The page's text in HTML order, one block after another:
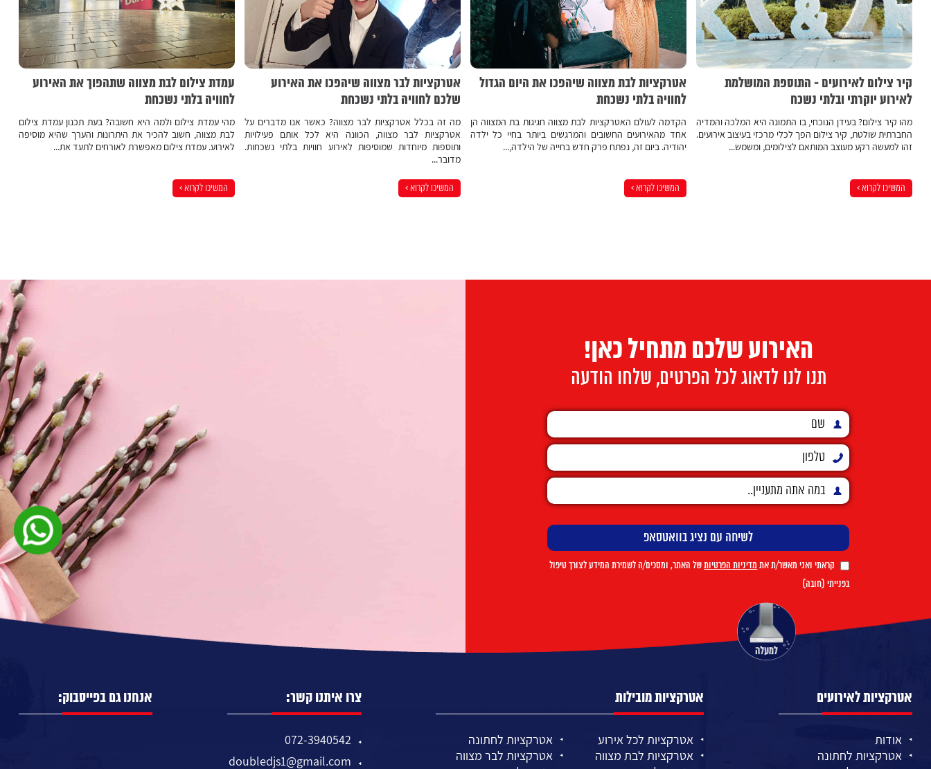
קיר צילום לאירועים - התוספת המושלמת
לאירוע יוקרתי ובלתי נשכח
מהו קיר צילום? בעידן הנוכחי, בו התמונה היא המלכה והמדיה
החברתית שולטת, קיר צילום הפך לכלי מרכזי בעיצוב אירועים.
זהו למעשה רקע מעוצב המותאם לצילומים, ומשמש...
המשיכו לקרוא >
אטרקציות לבת מצווה שיהפכו את היום הגדול
לחוויה בלתי נשכחת
הקדמה לעולם האטרקציות לבת מצווה חגיגות בת המצווה הן
אחד מהאירועים החשובים והמרגשים ביותר בחיי כל ילדה
יהודיה. ביום זה, נפתח פרק חדש בחייה של הילדה,...
המשיכו לקרוא >
אטרקציות לבר מצווה שיהפכו את האירוע
שלכם לחוויה בלתי נשכחת
מה זה בכלל אטרקציות לבר מצווה? כאשר אנו מדברים על
אטרקציות לבר מצווה, הכוונה היא לכל אותם פעילויות
ותוספות מיוחדות שמוסיפות לאירוע חוויות בלתי נשכחות.
מדובר...
המשיכו לקרוא >
עמדת צילום לבת מצווה שתהפוך את האירוע
לחוויה בלתי נשכחת
מהי עמדת צילום ולמה היא חשובה? בעת תכנון עמדת צילום
לבת מצווה, חשוב להכיר את היתרונות והערך שהיא מוסיפה
לאירוע. עמדת צילום מאפשרת לאורחים לתעד את...
המשיכו לקרוא >
האירוע שלכם מתחיל כאן!
תנו לנו לדאוג לכל הפרטים, שלחו הודעה
קראתי ואני מאשר/ת את מדיניות הפרטיותשל האתר, ומסכים/ה לשמירת המידע לצורך טיפול
בפנייתי (חובה)
אטרקציות לאירועים
אודות
אטרקציות לחתונה
אטרקציות מובילות
אטרקציות לכל אירוע
אטרקציות לחתונה
אטרקציות לבת מצווה
אטרקציות לבר מצווה
צרו איתנו קשר:
072-3940542
doubledjs1@gmail.com
אנחנו גם בפייסבוק: